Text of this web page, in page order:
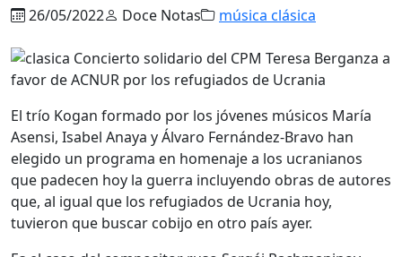
26/05/2022 Doce Notas música clásica
El trío Kogan formado por los jóvenes músicos María
Asensi, Isabel Anaya y Álvaro Fernández-Bravo han
elegido un programa en homenaje a los ucranianos
que padecen hoy la guerra incluyendo obras de autores
que, al igual que los refugiados de Ucrania hoy,
tuvieron que buscar cobijo en otro país ayer.